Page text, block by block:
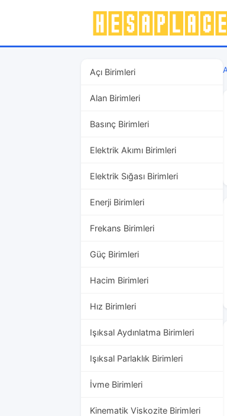
Açı Birimleri
Alan Birimleri
Basınç Birimleri
Elektrik Akımı Birimleri
Elektrik Sığası Birimleri
Enerji Birimleri
Frekans Birimleri
Güç Birimleri
Hacim Birimleri
Hız Birimleri
Işıksal Aydınlatma Birimleri
Işıksal Parlaklık Birimleri
İvme Birimleri
Kinematik Viskozite Birimleri